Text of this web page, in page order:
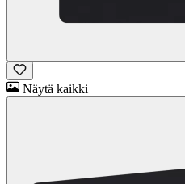
Näytä kaikki